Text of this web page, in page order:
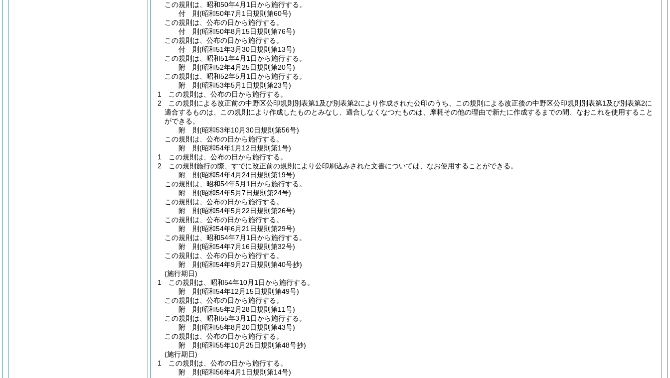
この規則は、昭和50年4月1日から施行する。
付 則(昭和50年7月1日規則第60号)
この規則は、公布の日から施行する。
付 則(昭和50年8月15日規則第76号)
この規則は、公布の日から施行する。
付 則(昭和51年3月30日規則第13号)
この規則は、昭和51年4月1日から施行する。
附 則(昭和52年4月25日規則第20号)
この規則は、昭和52年5月1日から施行する。
附 則(昭和53年5月1日規則第23号)
1
この規則は、公布の日から施行する。
2
この規則による改正前の中野区公印規則別表第1及び別表第2により作成された公印のうち、この規則による改正後の中野区公印規則別表第1及び別表第2に
適合するものは、この規則により作成したものとみなし、適合しなくなつたものは、摩耗その他の理由で新たに作成するまでの間、なおこれを使用すること
ができる。
附 則(昭和53年10月30日規則第56号)
この規則は、公布の日から施行する。
附 則(昭和54年1月12日規則第1号)
1
この規則は、公布の日から施行する。
2
この規則施行の際、すでに改正前の規則により公印刷込みされた文書については、なお使用することができる。
附 則(昭和54年4月24日規則第19号)
この規則は、昭和54年5月1日から施行する。
附 則(昭和54年5月7日規則第24号)
この規則は、公布の日から施行する。
附 則(昭和54年5月22日規則第26号)
この規則は、公布の日から施行する。
附 則(昭和54年6月21日規則第29号)
この規則は、昭和54年7月1日から施行する。
附 則(昭和54年7月16日規則第32号)
この規則は、公布の日から施行する。
附 則(昭和54年9月27日規則第40号抄)
(施行期日)
1
この規則は、昭和54年10月1日から施行する。
附 則(昭和54年12月15日規則第49号)
この規則は、公布の日から施行する。
附 則(昭和55年2月28日規則第11号)
この規則は、昭和55年3月1日から施行する。
附 則(昭和55年8月20日規則第43号)
この規則は、公布の日から施行する。
附 則(昭和55年10月25日規則第48号抄)
(施行期日)
1
この規則は、公布の日から施行する。
附 則(昭和56年4月1日規則第14号)